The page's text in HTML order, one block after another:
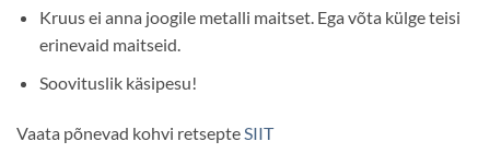
Kruus ei anna joogile metalli maitset. Ega võta külge teisi
erinevaid maitseid.
Soovituslik käsipesu!
Vaata põnevad kohvi retsepte SIIT